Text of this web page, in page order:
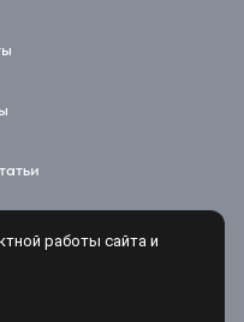
работы сайта и